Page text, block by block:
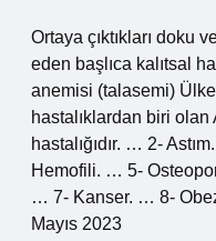
Ortaya çıktıkları doku
eden başlıca kalıtsal
anemisi (talasemi)
hastalıklardan biri
hastalığıdır. … 2-
Hemofili. … 5-
… 7- Kanser. … 8-
Mayıs 2023